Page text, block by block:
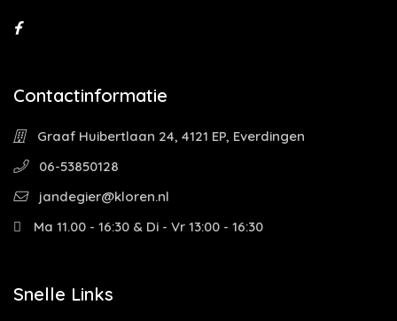
Contactinformatie
Graaf Huibertlaan 24, 4121 EP, Everdingen
06-53850128
jandegier@kloren.nl
Ma 11.00 - 16:30 & Di - Vr 13:00 - 16:30
Snelle Links